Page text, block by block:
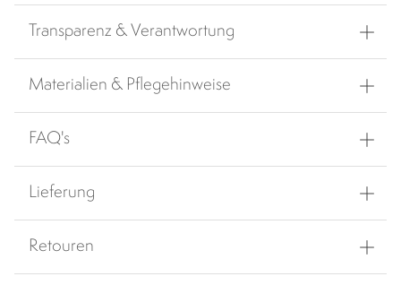
Transparenz & Verantwortung
Materialien & Pflegehinweise
FAQ's
Lieferung
Retouren